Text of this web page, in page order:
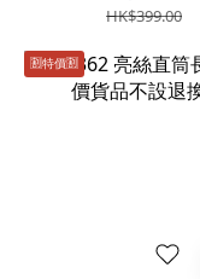
HK$399.00
🈹️特價🈹️